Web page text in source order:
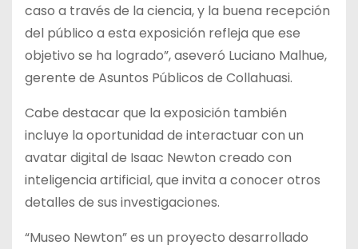
caso a través de la ciencia, y la buena recepción
del público a esta exposición refleja que ese
objetivo se ha logrado”, aseveró Luciano Malhue,
gerente de Asuntos Públicos de Collahuasi.
Cabe destacar que la exposición también
incluye la oportunidad de interactuar con un
avatar digital de Isaac Newton creado con
inteligencia artificial, que invita a conocer otros
detalles de sus investigaciones.
“Museo Newton” es un proyecto desarrollado